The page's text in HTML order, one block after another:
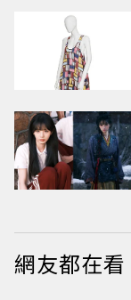
網友都在看